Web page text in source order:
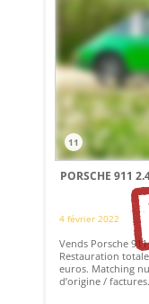
11
PORSCHE 911
4 février 2022
Vends Porsche
Restauration
euros. Matching
d’origine / factures.